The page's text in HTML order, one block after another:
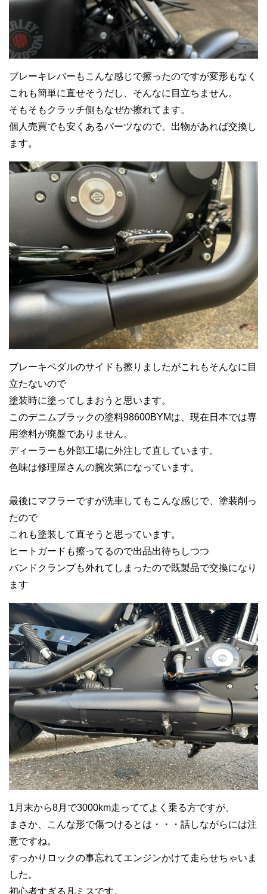
ブレーキレバーもこんな感じで擦ったのですが変形もなく
これも簡単に直せそうだし、そんなに目立ちません。
そもそもクラッチ側もなぜか擦れてます。
個人売買でも安くあるパーツなので、出物があれば交換し
ます。
ブレーキペダルのサイドも擦りましたがこれもそんなに目
立たないので
塗装時に塗ってしまおうと思います。
このデニムブラックの塗料98600BYMは、現在日本では専
用塗料が廃盤でありません。
ディーラーも外部工場に外注して直しています。
色味は修理屋さんの腕次第になっています。
最後にマフラーですが洗車してもこんな感じで、塗装削っ
たので
これも塗装して直そうと思っています。
ヒートガードも擦ってるので出品出待ちしつつ
バンドクランプも外れてしまったので既製品で交換になり
ます
1月末から8月で3000km走っててよく乗る方ですが、
まさか、こんな形で傷つけるとは・・・話しながらには注
意ですね。
すっかりロックの事忘れてエンジンかけて走らせちゃいま
した。
初心者すぎる凡ミスです。